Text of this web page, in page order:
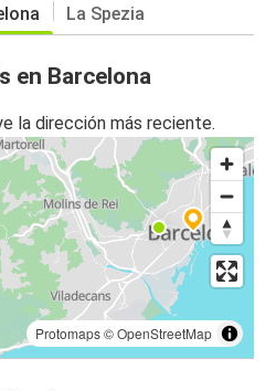
La Spezia
en Barcelona
la dirección más reciente.
Protomaps©OpenStreetMap